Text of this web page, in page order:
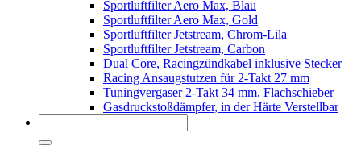
Sportluftfilter Aero Max, Blau
Sportluftfilter Aero Max, Gold
Sportluftfilter Jetstream, Chrom-Lila
Sportluftfilter Jetstream, Carbon
Dual Core, Racingzündkabel inklusive Stecker
Racing Ansaugstutzen für 2-Takt 27 mm
Tuningvergaser 2-Takt 34 mm, Flachschieber
Gasdruckstoßdämpfer, in der Härte Verstellbar